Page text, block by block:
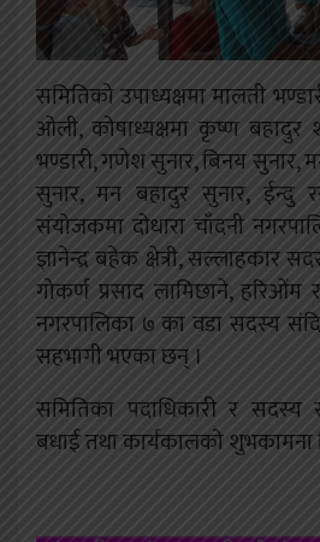
समितिको उपाध्यक्षमा मालती
ओली, कोषाध्यक्षमा कृष्ण बहादुर
भण्डारी, गणेश सुनार, बिनय सुनार,
सुनार, मन बहादुर सुनार, ईन्दु
संयोजकमा दोधारा चाँदनी
ज्ञानेन्द्र बहेक क्षेत्री, सल्लाहकार
गोकर्ण प्रसाद लामिछाने, हरिओंम
नगरपालिका ७ का वडा सदस्य
सहभागी भएका छन् ।
समितिका पदाधिकारी र
बधाई तथा कार्यकालको शुभकामना